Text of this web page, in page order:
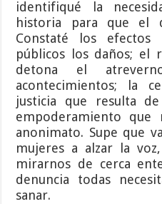
identifiqué la
historia para que el
Constaté los efectos
públicos los daños; el
detona el
acontecimientos; la
justicia que resulta de
empoderamiento que
anonimato. Supe que
mujeres a alzar la
mirarnos de cerca
denuncia todas
sanar.